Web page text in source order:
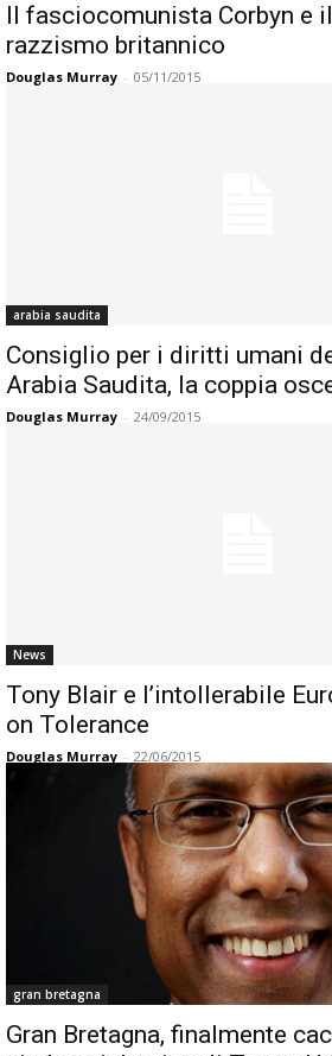
Il fasciocomunista Corbyn e
razzismo britannico
Douglas Murray - 05/11/2015
arabia saudita
Consiglio per i diritti umani
Arabia Saudita, la coppia
Douglas Murray - 24/09/2015
News
Tony Blair e l’intollerabile
on Tolerance
Douglas Murray - 22/06/2015
gran bretagna
Gran Bretagna, finalmente